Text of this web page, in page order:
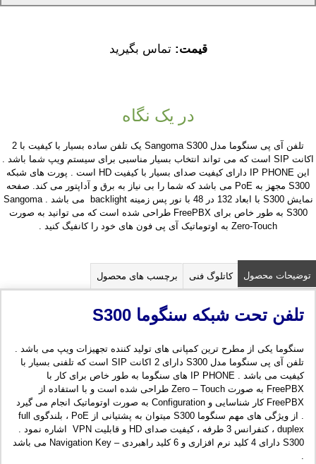
قیمت:تماس بگیرید
در یک نگاه
تلفن آی پی سنگوما مدل Sangoma S300 یک تلفن ساده بسیار با کیفیت با 2
اکانت SIP است که می تواند انتخاب بسیار مناسبی برای سیستم ویپ شما باشد .
این IP PHONE دارای کیفیت صدای بسیار با کیفیت HD است . پورت های شبکه
S300 مجهز به PoE می باشد که شما را بی نیاز به برق و آداپتور می کند. صفحه
نمایش S300 با ابعاد 132 در 48 با نور پس زمینه backlight می باشد . Sangoma
S300 به طور خاص برای FreePBX طراحی شده است که می توانید به صورت
Zero-Touch به اوتوماتیک آی پی فون های خود را کانفیگ کنید .
توضیحات محصول کاتلوگ فنی برچسب های محصول
تلفن تحت شبکه سنگوما S300
سنگوما یکی از مطرح ترین کمپانی های تولید کننده تجهیزات ویپ می باشد .
تلفن آی پی سنگوما مدل S300 دارای 2 اکانت SIP است که تلفنی بسیار با
کیفیت می باشد . IP PHONE های سنگوما به طور خاص برای کار با
FreePBX به صورت Zero – Touch طراحی شده است و با استفاده از
FreePBX کار شناسایی و Configuration به صورت اوتوماتیک انجام می گیرد
. از ویژگی های مهم سنگوما S300 میتوان به پشتیانی از PoE ، بلندگوی full
duplex ، کنفرانس 3 طرفه ، کیفیت صدای HD و قابلیت VPN اشاره نمود .
S300 دارای 4 کلید نرم افزاری و 6 کلید راهبردی – Navigation Key می باشد
.